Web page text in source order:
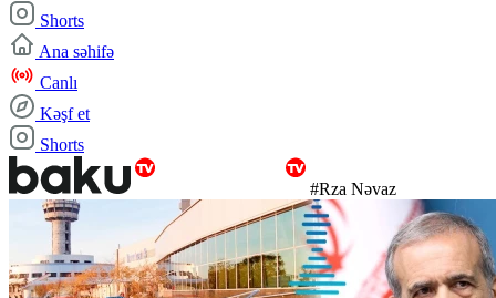
Shorts
Ana səhifə
Canlı
Kəşf et
Shorts
#Rza Nəvaz